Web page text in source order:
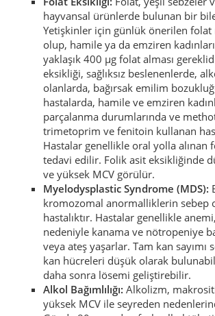
hayvansal ürünlerde bulunan bir
Yetişkinler için günlük önerilen folat
olup, hamile ya da emziren
yaklaşık 400 μg folat alması
eksikliği, sağlıksız beslenenlerde,
olanlarda, bağırsak emilim
hastalarda, hamile ve emziren
parçalanma durumlarında ve
trimetoprim ve fenitoin kullanan
Hastalar genellikle oral yolla alınan
tedavi edilir. Folik asit eksikliğinde
ve yüksek MCV görülür.
Myelodysplastic Syndrome (MDS):
kromozomal anormalliklerin sebep
hastalıktır. Hastalar genellikle
nedeniyle kanama ve nötropeniye
veya ateş yaşarlar. Tam kan sayımı
kan hücreleri düşük olarak
daha sonra lösemi geliştirebilir.
Alkol Bağımlılığı: Alkolizm,
yüksek MCV ile seyreden